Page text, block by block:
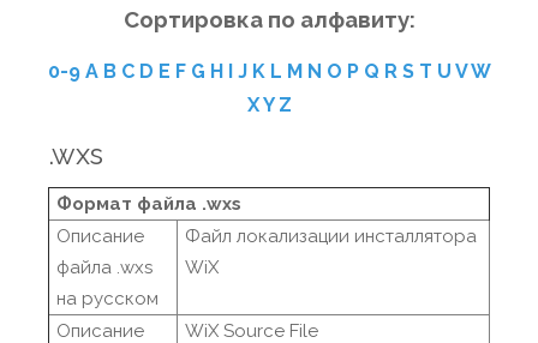
Сортировка по алфавиту:
0-9 A B C D E F G H I J K L M N O P Q R S T U VW
XY Z
.wxs
Формат файла .wxs
Описание
файла .wxs
на русском
Файл локализации инсталлятора
WiX
Описание
WiX Source File